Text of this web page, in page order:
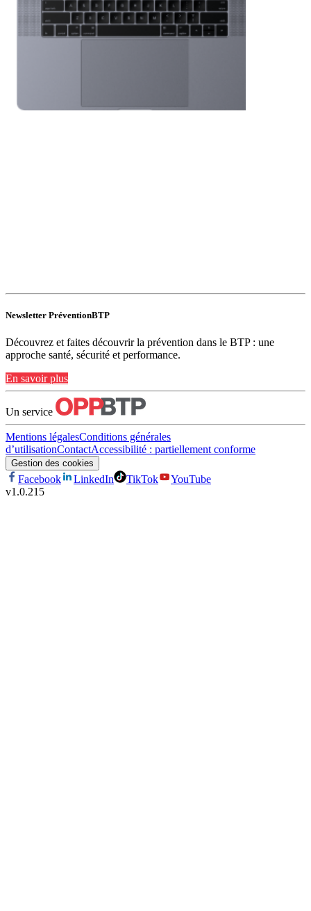
Newsletter PréventionBTP
Découvrez et faites découvrir la prévention dans le BTP : une
approche santé, sécurité et performance.
En savoir plus
Un service
Mentions légalesConditions générales
d’utilisationContactAccessibilité : partiellement conforme
Gestion des cookies
Facebook LinkedIn TikTok
YouTube
v1.0.215